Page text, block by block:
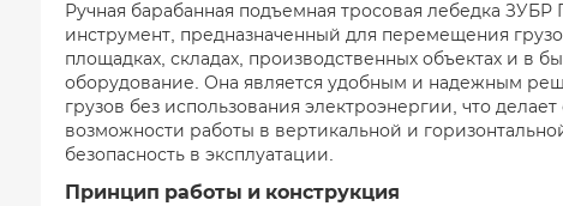
Ручная барабанная подъемная тросовая лебедка
инструмент, предназначенный для перемещения
площадках, складах, производственных объектах и в
оборудование. Она является удобным и надежным
грузов без использования электроэнергии, что
возможности работы в вертикальной и
безопасность в эксплуатации.
Принцип работы и конструкция